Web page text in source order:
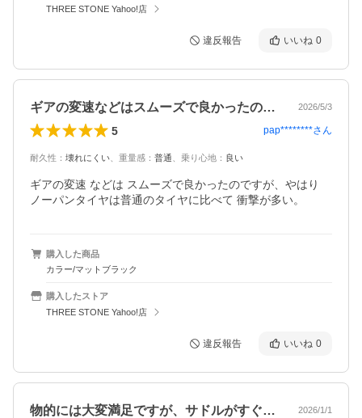
THREE STONE Yahoo!店
違反報告 いいね 0
ギアの変速などはスムーズで良かったので… 2026/5/3
5 pap********さん
耐久性 ： 壊れにくい 重量感 ： 普通 乗り心地 ： 良い
ギアの変速 などは スムーズで良かったのですが、やはり
ノーパンタイヤは普通のタイヤに比べて 衝撃が多い。
購入した商品
カラー/マットブラック
購入したストア
THREE STONE Yahoo!店
違反報告 いいね 0
物的には大変満足ですが、サドルがすぐ回… 2026/1/1